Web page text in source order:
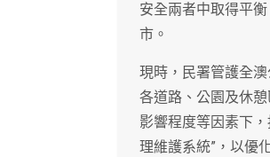
安全兩者中取得平
市。
現時，民署管護全
各道路、公園及休
影響程度等因素下
理維護系統”，以優